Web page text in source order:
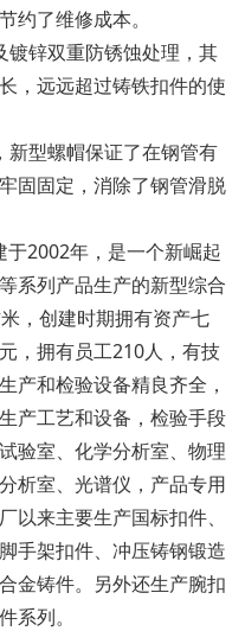
约了维修成本。
镀锌双重防锈蚀处理，其
，远远超过铸铁扣件的使
新型螺帽保证了在钢管有
固固定，消除了钢管滑脱
2002年，是一个新崛起
系列产品生产的新型综合
，创建时期拥有资产七
，拥有员工210人，有技
产和检验设备精良齐全，
产工艺和设备，检验手段
验室、化学分析室、物理
析室、光谱仪，产品专用
以来主要生产国标扣件、
手架扣件、冲压铸钢锻造
金铸件。另外还生产腕扣
系列。